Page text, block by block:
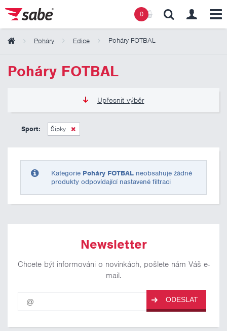
0
Poháry Edice Poháry FOTBAL
Poháry FOTBAL
Upřesnit výběr
135 Kč
Sport: Šipky
Kategorie Poháry FOTBAL neobsahuje žádné
produkty odpovídající nastavené filtraci
Newsletter
Chcete být informováni o novinkách, pošlete nám Váš e-
mail.
Pro
odběr
našich
ODESLAT
Obsah košíku